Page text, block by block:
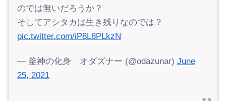
のでは無いだろうか？
そしてアシタカは生き残りなのでは？
pic.twitter.com/iP8L8PLkzN
— 釜神の化身 オダズナー (@odazunar) June
25, 2021